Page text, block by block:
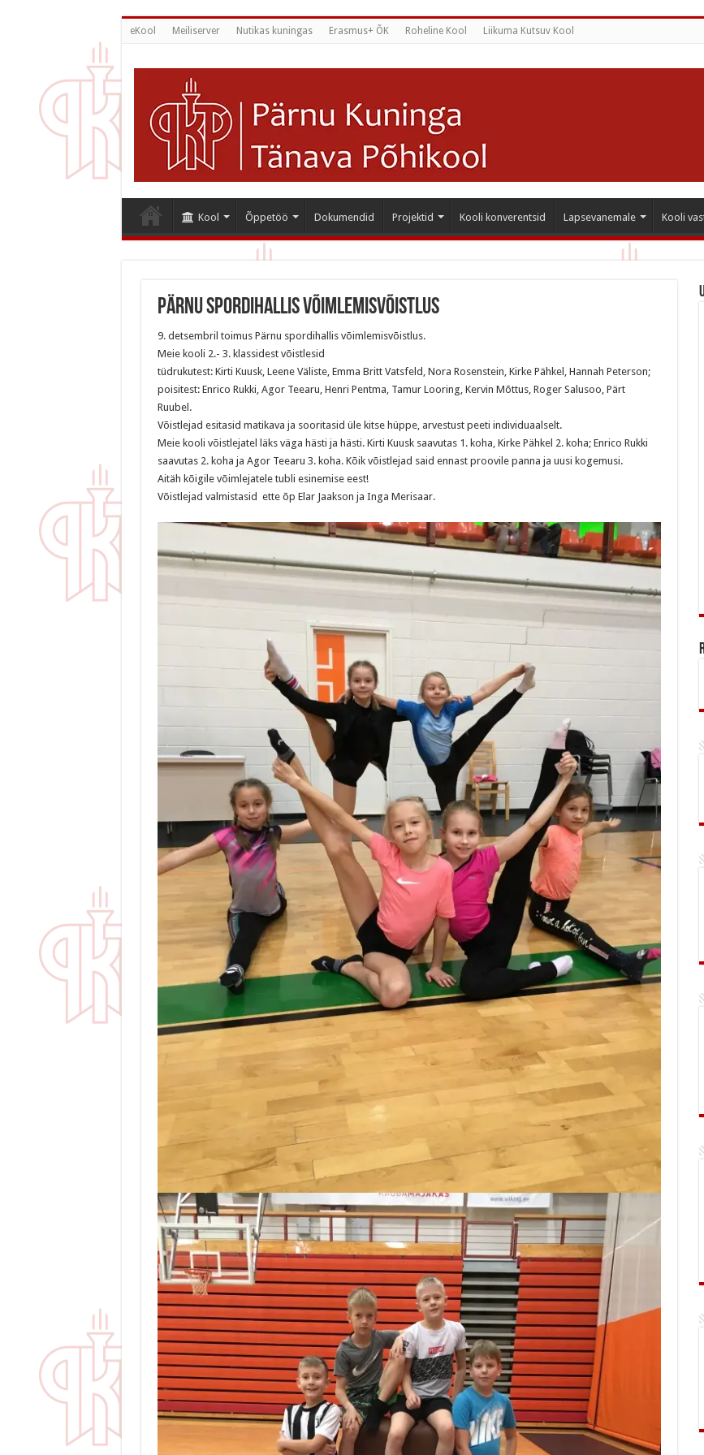
eKool Meiliserver Nutikas kuningas Erasmus+ ÕK Roheline Kool Liikuma Kutsuv Kool
Kool Õppetöö Dokumendid Projektid Kooli konverentsid Lapsevanemale Kooli
Pärnu spordihallis võimlemisvõistlus
9. detsembril toimus Pärnu spordihallis võimlemisvõistlus.
Meie kooli 2.- 3. klassidest võistlesid
tüdrukutest: Kirti Kuusk, Leene Väliste, Emma Britt Vatsfeld, Nora Rosenstein, Kirke Pähkel, Hannah Peterson;
poisitest: Enrico Rukki, Agor Teearu, Henri Pentma, Tamur Looring, Kervin Mõttus, Roger Salusoo, Pärt
Ruubel.
Võistlejad esitasid matikava ja sooritasid üle kitse hüppe, arvestust peeti individuaalselt.
Meie kooli võistlejatel läks väga hästi ja hästi. Kirti Kuusk saavutas 1. koha, Kirke Pähkel 2. koha; Enrico Rukki
saavutas 2. koha ja Agor Teearu 3. koha. Kõik võistlejad said ennast proovile panna ja uusi kogemusi.
Aitäh kõigile võimlejatele tubli esinemise eest!
Võistlejad valmistasid ette õp Elar Jaakson ja Inga Merisaar.